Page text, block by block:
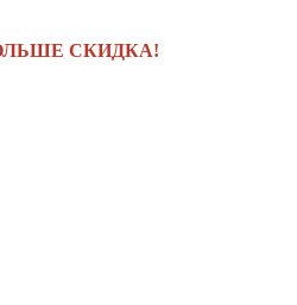
СКИДКА!